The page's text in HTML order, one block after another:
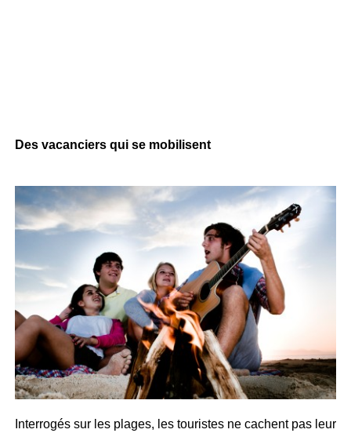
Des vacanciers qui se mobilisent
Interrogés sur les plages, les touristes ne cachent pas leur